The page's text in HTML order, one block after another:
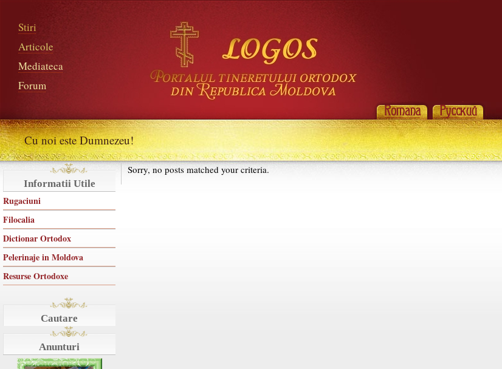
Stiri
Articole
Mediateca
Forum
Cu noi este Dumnezeu!
Informatii Utile
Rugaciuni
Filocalia
Dictionar Ortodox
Pelerinaje in Moldova
Resurse Ortodoxe
Cautare
Anunturi
Sorry, no posts matched your criteria.